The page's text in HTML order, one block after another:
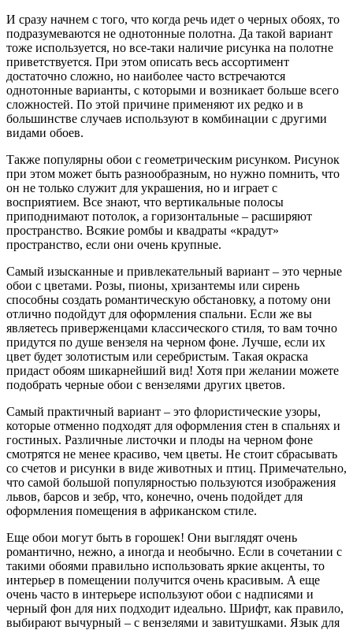
И сразу начнем с того, что когда речь идет о черных обоях, то
подразумеваются не однотонные полотна. Да такой вариант
тоже используется, но все-таки наличие рисунка на полотне
приветствуется. При этом описать весь ассортимент
достаточно сложно, но наиболее часто встречаются
однотонные варианты, с которыми и возникает больше всего
сложностей. По этой причине применяют их редко и в
большинстве случаев используют в комбинации с другими
видами обоев.
Также популярны обои с геометрическим рисунком. Рисунок
при этом может быть разнообразным, но нужно помнить, что
он не только служит для украшения, но и играет с
восприятием. Все знают, что вертикальные полосы
приподнимают потолок, а горизонтальные – расширяют
пространство. Всякие ромбы и квадраты «крадут»
пространство, если они очень крупные.
Самый изысканные и привлекательный вариант – это черные
обои с цветами. Розы, пионы, хризантемы или сирень
способны создать романтическую обстановку, а потому они
отлично подойдут для оформления спальни. Если же вы
являетесь приверженцами классического стиля, то вам точно
придутся по душе вензеля на черном фоне. Лучше, если их
цвет будет золотистым или серебристым. Такая окраска
придаст обоям шикарнейший вид! Хотя при желании можете
подобрать черные обои с вензелями других цветов.
Самый практичный вариант – это флористические узоры,
которые отменно подходят для оформления стен в спальнях и
гостиных. Различные листочки и плоды на черном фоне
смотрятся не менее красиво, чем цветы. Не стоит сбрасывать
со счетов и рисунки в виде животных и птиц. Примечательно,
что самой большой популярностью пользуются изображения
львов, барсов и зебр, что, конечно, очень подойдет для
оформления помещения в африканском стиле.
Еще обои могут быть в горошек! Они выглядят очень
романтично, нежно, а иногда и необычно. Если в сочетании с
такими обоями правильно использовать яркие акценты, то
интерьер в помещении получится очень красивым. А еще
очень часто в интерьере используют обои с надписями и
черный фон для них подходит идеально. Шрифт, как правило,
выбирают вычурный – с вензелями и завитушками. Язык для